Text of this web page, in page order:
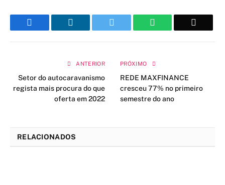
WhatsApp
ANTERIOR
Setor do autocaravanismo
regista mais procura do que
oferta em 2022
PRÓXIMO
REDE MAXFINANCE
cresceu 77% no primeiro
semestre do ano
RELACIONADOS